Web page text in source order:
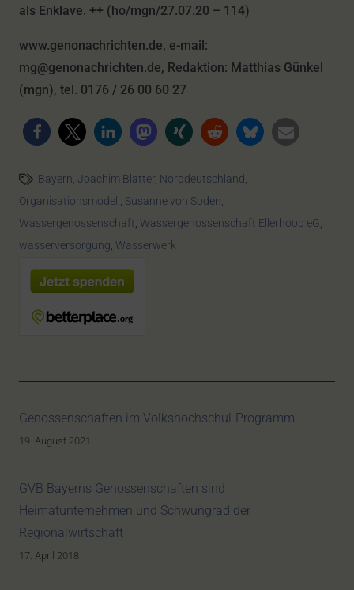
als Enklave. ++ (ho/mgn/27.07.20 – 114)
www.genonachrichten.de, e-mail:
mg@genonachrichten.de, Redaktion: Matthias Günkel
(mgn), tel. 0176 / 26 00 60 27
Bayern, Joachim Blatter, Norddeutschland,
Organisationsmodell , Susanne von Soden,
Wassergenossenschaft, Wassergenossenschaft Ellerhoop eG,
wasserversorgung, Wasserwerk
Genossenschaften im Volkshochschul-Programm
19. August 2021
GVB Bayerns Genossenschaften sind
Heimatunternehmen und Schwungrad der
Regionalwirtschaft
17. April 2018